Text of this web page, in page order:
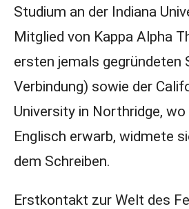
Studium an der Indiana
Mitglied von Kappa Alpha
ersten jemals gegründeten
Verbindung) sowie der
University in Northridge,
Englisch erwarb, widmete
dem Schreiben.
Erstkontakt zur Welt des